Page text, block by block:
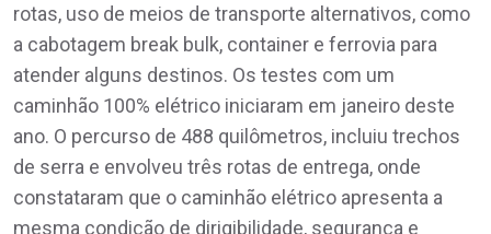
rotas, uso de meios de transporte alternativos, como
a cabotagem break bulk, container e ferrovia para
atender alguns destinos. Os testes com um
caminhão 100% elétrico iniciaram em janeiro deste
ano. O percurso de 488 quilômetros, incluiu trechos
de serra e envolveu três rotas de entrega, onde
constataram que o caminhão elétrico apresenta a
mesma condição de dirigibilidade, segurança e